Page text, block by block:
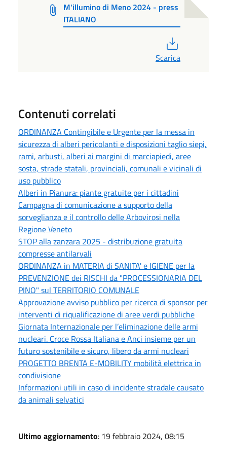
M'illumino di Meno 2024 - press
ITALIANO
Scarica
Contenuti correlati
ORDINANZA Contingibile e Urgente per la messa in
sicurezza di alberi pericolanti e disposizioni taglio siepi,
rami, arbusti, alberi ai margini di marciapiedi, aree
sosta, strade statali, provinciali, comunali e vicinali di
uso pubblico
Alberi in Pianura: piante gratuite per i cittadini
Campagna di comunicazione a supporto della
sorveglianza e il controllo delle Arbovirosi nella
Regione Veneto
STOP alla zanzara 2025 - distribuzione gratuita
compresse antilarvali
ORDINANZA in MATERIA di SANITA' e IGIENE per la
PREVENZIONE dei RISCHI da "PROCESSIONARIA DEL
PINO" sul TERRITORIO COMUNALE
Approvazione avviso pubblico per ricerca di sponsor per
interventi di riqualificazione di aree verdi pubbliche
Giornata Internazionale per l’eliminazione delle armi
nucleari. Croce Rossa Italiana e Anci insieme per un
futuro sostenibile e sicuro, libero da armi nucleari
PROGETTO BRENTA E-MOBILITY mobilità elettrica in
condivisione
Informazioni utili in caso di incidente stradale causato
da animali selvatici
Ultimo aggiornamento: 19 febbraio 2024, 08:15